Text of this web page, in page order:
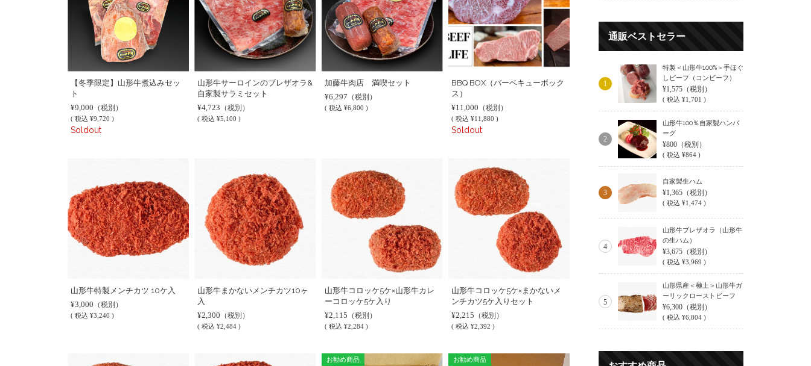
【冬季限定】山形牛煮込みセッ
ト
¥9,000 （税別）
( 税込 ¥9,720 )
Soldout
山形牛サーロインのブレザオラ&
自家製サラミセット
¥4,723 （税別）
(税込 ¥5,100 )
加藤牛肉店 満喫セット
¥6,297 （税別）
( 税込 ¥6,800 )
BBQ BOX（バーベキューボック
ス）
¥11,000 （税別）
( 税込 ¥11,880 )
Soldout
山形牛特製メンチカツ 10ケ入
¥3,000 （税別）
( 税込 ¥3,240 )
山形牛まかないメンチカツ10ヶ
入
¥2,300 （税別）
(税込 ¥2,484 )
山形牛コロッケ5ケ×山形牛カレ
ーコロッケ5ケ入り
¥2,115 （税別）
( 税込 ¥2,284 )
山形牛コロッケ5ケ×まかないメ
ンチカツ5ケ入りセット
¥2,215 （税別）
( 税込 ¥2,392 )
お勧め商品 お勧め商品
通販ベストセラー
1
特製＜山形牛100%＞手ほぐ
しビーフ（コンビーフ）
¥1,575 （税別）
( 税込 ¥1,701 )
2
山形牛100％自家製ハンバ
ーグ
¥800 （税別）
( 税込 ¥864 )
3
自家製生ハム
¥1,365 （税別）
( 税込 ¥1,474 )
4
山形牛ブレザオラ（山形牛
の生ハム）
¥3,675 （税別）
( 税込 ¥3,969 )
5
山形県産＜極上＞山形牛ガ
ーリックローストビーフ
¥6,300 （税別）
( 税込 ¥6,804 )